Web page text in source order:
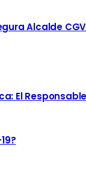
Alcalde CGV
El